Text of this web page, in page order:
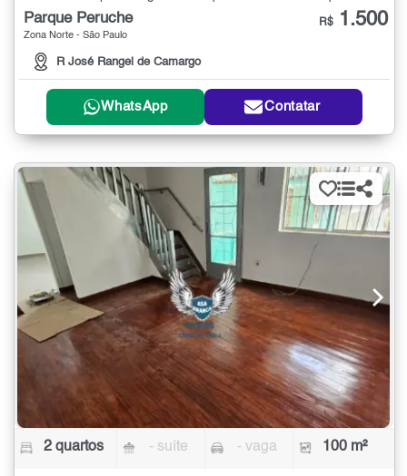
Parque Peruche
Zona Norte - São Paulo
R José Rangel de Camargo
R$ 1.500
WhatsApp Contatar
2 quartos - suíte - vaga 100 m²